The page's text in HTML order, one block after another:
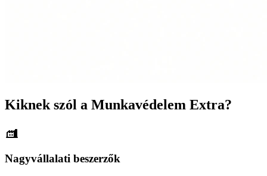
Kiknek szól a Munkavédelem Extra?
Nagyvállalati beszerzők